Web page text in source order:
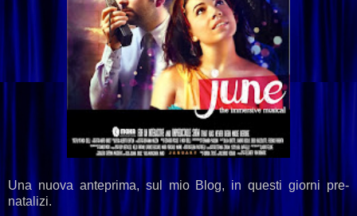
Una nuova anteprima, sul mio Blog, in questi giorni pre-
natalizi.